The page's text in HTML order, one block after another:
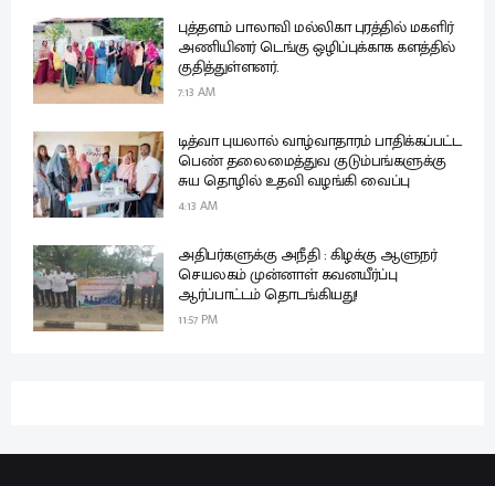
புத்தளம் பாலாவி மல்லிகா புரத்தில் மகளிர்
அணியினர் டெங்கு ஒழிப்புக்காக களத்தில்
குதித்துள்ளனர்.
7:13 AM
டித்வா புயலால் வாழ்வாதாரம் பாதிக்கப்பட்ட
பெண் தலைமைத்துவ குடும்பங்களுக்கு
சுய தொழில் உதவி வழங்கி வைப்பு
4:13 AM
அதிபர்களுக்கு அநீதி : கிழக்கு ஆளுநர்
செயலகம் முன்னாள் கவனயீர்ப்பு
ஆர்ப்பாட்டம் தொடங்கியது!
11:57 PM